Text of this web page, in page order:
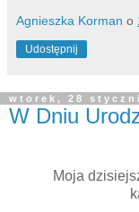
Agnieszka Korman o
Udostępnij
wtorek, 28
W Dniu
Moja